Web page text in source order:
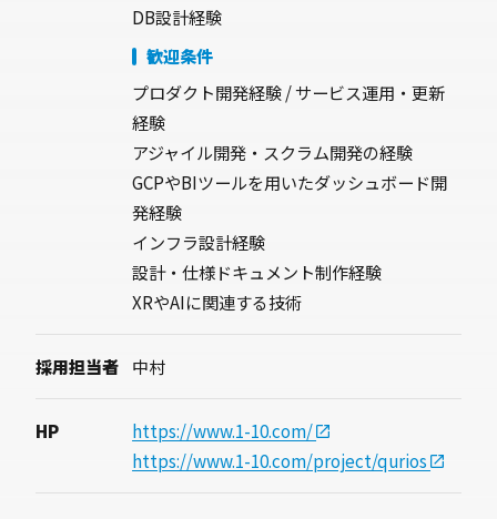
DB設計経験
歓迎条件
プロダクト開発経験 / サービス運用・更新
経験
アジャイル開発・スクラム開発の経験
GCPやBIツールを用いたダッシュボード開
発経験
インフラ設計経験
設計・仕様ドキュメント制作経験
XRやAIに関連する技術
採用担当者 中村
HP
https://www.1-10.com/
https://www.1-10.com/project/qurios